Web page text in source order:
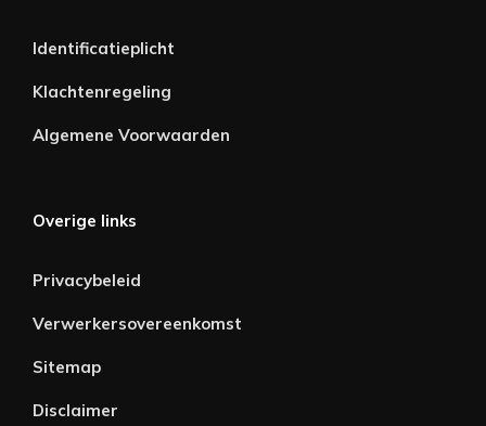
Identificatieplicht
Klachtenregeling
Algemene Voorwaarden
Overige links
Privacybeleid
Verwerkersovereenkomst
Sitemap
Disclaimer